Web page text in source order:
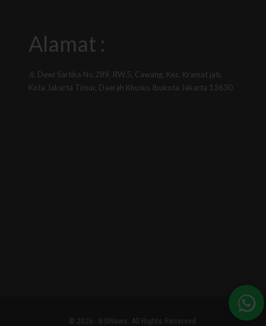
Alamat :
Jl. Dewi Sartika No.289, RW.5, Cawang, Kec. Kramat jati,
Kota Jakarta Timur, Daerah Khusus Ibukota Jakarta 13630
© 2026 - BSINews. All Rights Reserved.